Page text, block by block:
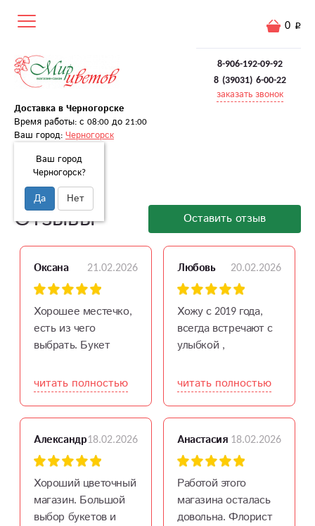
8-906-192-09-92
8 (39031) 6-00-22
заказать звонок
Доставка в Черногорске
Время работы: с 08:00 до 21:00
Ваш город: Черногорск
Ваш город
Черногорск?
Да Нет
0
Главная Отзывы
Отзывы Оставить отзыв
Оксана 21.02.2026
Хорошее местечко,
есть из чего
выбрать. Букет
за 15 минут и
готово. Девушкам
восторге.
читать полностью
Любовь 20.02.2026
Хожу с 2019 года,
всегда встречают с
улыбкой ,
свежий цветок,
хороший выбор.
читать полностью
Александр18.02.2026
Хороший цветочный
магазин. Большой
выбор букетов и
Анастасия 18.02.2026
Работой этого
магазина осталась
довольна. Флорист